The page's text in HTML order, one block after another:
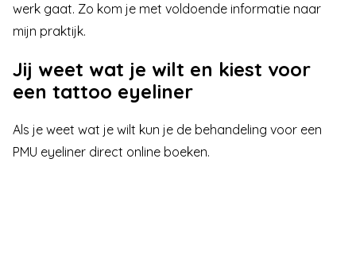
werk gaat. Zo kom je met voldoende informatie naar
mijn praktijk.
Jij weet wat je wilt en kiest voor
een tattoo eyeliner
Als je weet wat je wilt kun je de behandeling voor een
PMU eyeliner direct online boeken.